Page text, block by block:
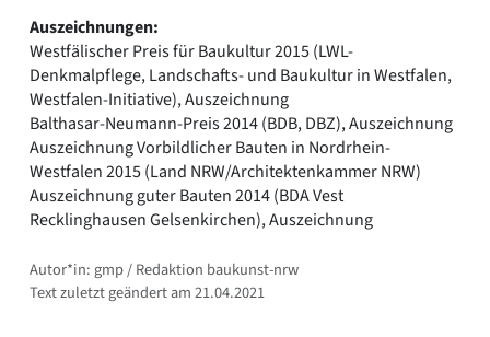
Auszeichnungen:
Westfälischer Preis für Baukultur 2015 (LWL-
Denkmalpflege, Landschafts- und Baukultur in Westfalen,
Westfalen-Initiative), Auszeichnung
Balthasar-Neumann-Preis 2014 (BDB, DBZ), Auszeichnung
Auszeichnung Vorbildlicher Bauten in Nordrhein-
Westfalen 2015 (Land NRW/Architektenkammer NRW)
Auszeichnung guter Bauten 2014 (BDA Vest
Recklinghausen Gelsenkirchen), Auszeichnung
Autor*in: gmp / Redaktion baukunst-nrw
Text zuletzt geändert am 21.04.2021